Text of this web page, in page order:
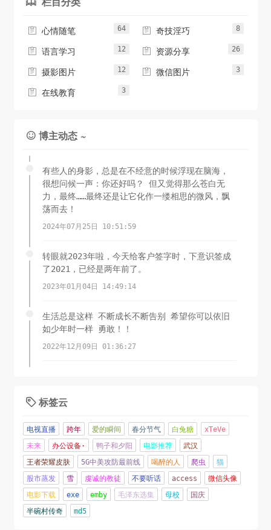
 心情随笔 64  奇技淫巧 8
 语言学习 12  资源分享 26
 摄影图片 12  微信图片 3
 在线教育 3
 博主动态 ~
有些人的身影，总是在不经意的时候浮现在脑海，
很想问候一声：你还好吗？ 但又觉得那么苍白无
力，最终……最终还是让它化作一缕相思的微风，飘
荡而去！
2024年07月25日 10:51:59
转眼就2023年啦，今天给客户签字时，下意识签成
了2021，已经是两年前了。
2023年01月04日 14:49:14
生活总是这样 不断成长不断告别 希望你可以依旧
如少年时一样 勇敢！！
2022年12月09日 01:36:27
对啊，太难啦
2022年01月08日 21:44:15
2021过得不是很容易
2022年01月08日 19:55:10
人嘛，总要做点什么，定一个目标，年前读一本
 标签云
电视直播 跨年 爱的瞬间 春分节气 白兔糖
xTeVe
未来
办公设备· 鸭子和夕阳 电影推荐
武汉
王者荣耀皮肤
5G中美攻防最前线 喝醉的人 爬虫
猫
股市蒸发
雪 虔诚的教徒 不要听话 access
微信头像
电影下载
exe emby 毛泽东选集 母校
国庆
半碗村传奇
md5